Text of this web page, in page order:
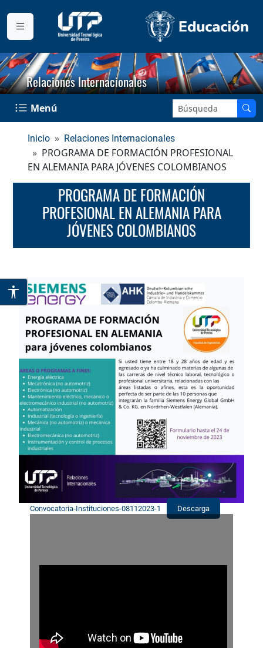
Relaciones Internacionales
Menú Buscar en el sitio:
Inicio Relaciones Internacionales
PROGRAMA DE FORMACIÓN PROFESIONAL
EN ALEMANIA PARA JÓVENES COLOMBIANOS
PROGRAMA DE FORMACIÓN
PROFESIONAL EN ALEMANIA PARA
JÓVENES COLOMBIANOS
Convocatoria-Instituciones-08112023-1 Descarga